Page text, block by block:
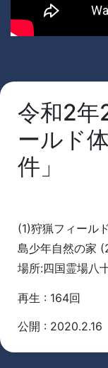
令和2年
ールド
件」
(1)狩猟フィール
島少年自然の家
場所:四国霊場八
再生 : 164回
公開 : 2020.2.16